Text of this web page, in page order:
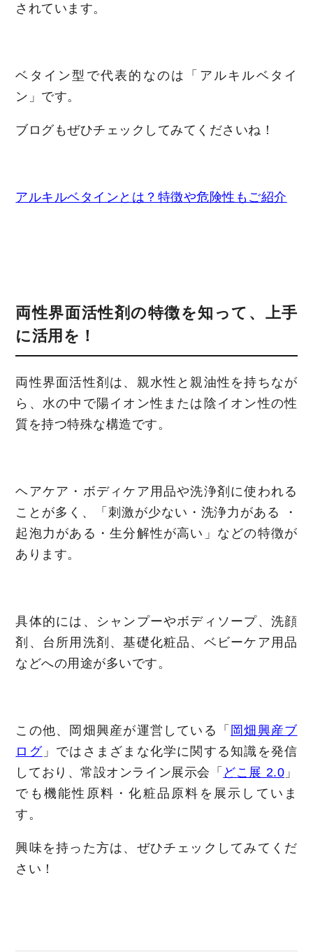
されています。
ベタイン型で代表的なのは「アルキルベタイ
ン」です。
ブログもぜひチェックしてみてくださいね！
アルキルベタインとは？特徴や危険性もご紹介
両性界面活性剤の特徴を知って、上手
に活用を！
両性界面活性剤は、親水性と親油性を持ちなが
ら、水の中で陽イオン性または陰イオン性の性
質を持つ特殊な構造です。
ヘアケア・ボディケア用品や洗浄剤に使われる
ことが多く、「刺激が少ない・洗浄力がある ・
起泡力がある・生分解性が高い」などの特徴が
あります。
具体的には、シャンプーやボディソープ、洗顔
剤、台所用洗剤、基礎化粧品、ベビーケア用品
などへの用途が多いです。
この他、岡畑興産が運営している「 岡畑興産ブ
ログ」ではさまざまな化学に関する知識を発信
しており、常設オンライン展示会「 どこ展 2.0 」
でも機能性原料・化粧品原料を展示していま
す。
興味を持った方は、ぜひチェックしてみてくだ
さい！